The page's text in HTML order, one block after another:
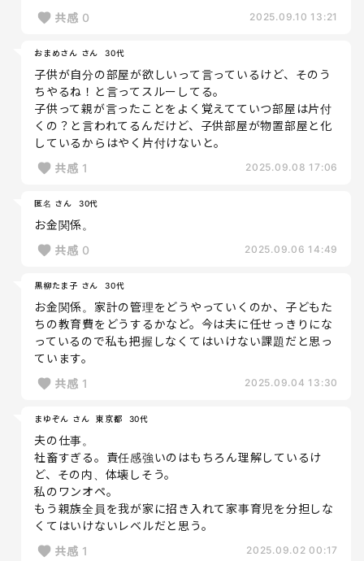
共感 0 2025.09.10 13:21
おまめさん さん 30代
子供が自分の部屋が欲しいって言っているけど、そのう
ちやるね！と言ってスルーしてる。
子供って親が言ったことをよく覚えてていつ部屋は片付
くの？と言われてるんだけど、子供部屋が物置部屋と化
しているからはやく片付けないと。
共感 1 2025.09.08 17:06
匿名 さん 30代
お金関係。
共感 0 2025.09.06 14:49
黒柳たま子 さん 30代
お金関係。家計の管理をどうやっていくのか、子どもた
ちの教育費をどうするかなど。今は夫に任せっきりにな
っているので私も把握しなくてはいけない課題だと思っ
ています。
共感 1 2025.09.04 13:30
まゆぞん さん 東京都 30代
夫の仕事。
社畜すぎる。責任感強いのはもちろん理解しているけ
ど、その内、体壊しそう。
私のワンオペ。
もう親族全員を我が家に招き入れて家事育児を分担しな
くてはいけないレベルだと思う。
共感 1 2025.09.02 00:17